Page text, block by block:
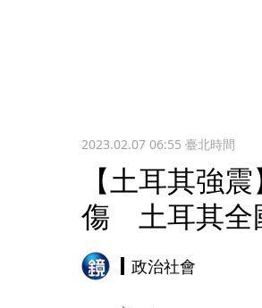
2023.02.07 06:55 臺北時間
【土耳其強
傷 土耳其全
政治社會